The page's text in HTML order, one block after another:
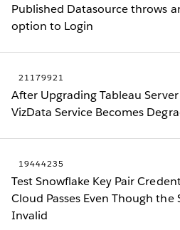
Published Datasource throws
option to Login
21179921
After Upgrading Tableau
VizData Service Becomes
19444235
Test Snowflake Key Pair
Cloud Passes Even Though the
Invalid